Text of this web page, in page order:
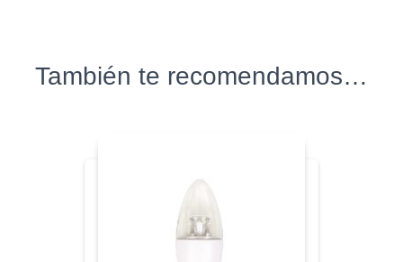
También te recomendamos…